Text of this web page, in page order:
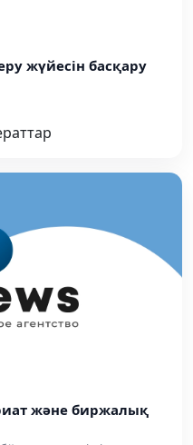
жүйесін басқару
және биржалық